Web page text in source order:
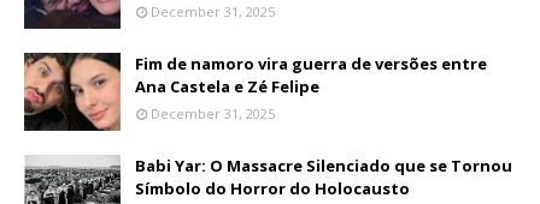
December 31, 2025
Fim de namoro vira guerra de versões entre
Ana Castela e Zé Felipe
December 31, 2025
Babi Yar: O Massacre Silenciado que se Tornou
Símbolo do Horror do Holocausto